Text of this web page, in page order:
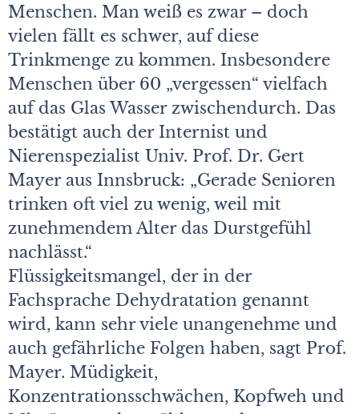
Menschen. Man weiß es zwar – doch
vielen fällt es schwer, auf diese
Trinkmenge zu kommen. Insbesondere
Menschen über 60 „vergessen“ vielfach
auf das Glas Wasser zwischendurch. Das
bestätigt auch der Internist und
Nierenspezialist Univ. Prof. Dr. Gert
Mayer aus Innsbruck: „Gerade Senioren
trinken oft viel zu wenig, weil mit
zunehmendem Alter das Durstgefühl
nachlässt.“
Flüssigkeitsmangel, der in der
Fachsprache Dehydratation genannt
wird, kann sehr viele unangenehme und
auch gefährliche Folgen haben, sagt Prof.
Mayer. Müdigkeit,
Konzentrationsschwächen, Kopfweh und